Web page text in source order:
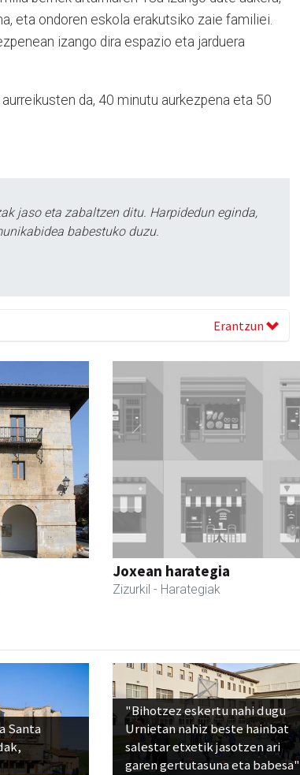
eta ondoren eskola erakutsiko zaie familiei.
izango dira espazio eta jarduera
da, 40 minutu aurkezpena eta 50
jaso eta zabaltzen ditu. Harpidedun eginda,
babestuko duzu.
Erantzun
Joxean harategia
Zizurkil - Harategiak
Santa
"Bihotzez eskertu nahi dugu
Urnietan nahiz beste hainbat
salestar etxetik jasotzen ari
garen gertutasuna eta babesa"